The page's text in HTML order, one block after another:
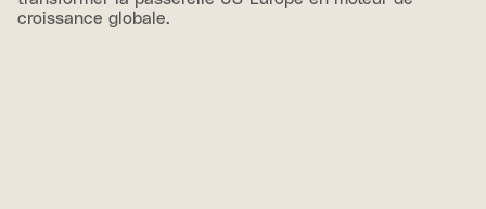
croissance globale.